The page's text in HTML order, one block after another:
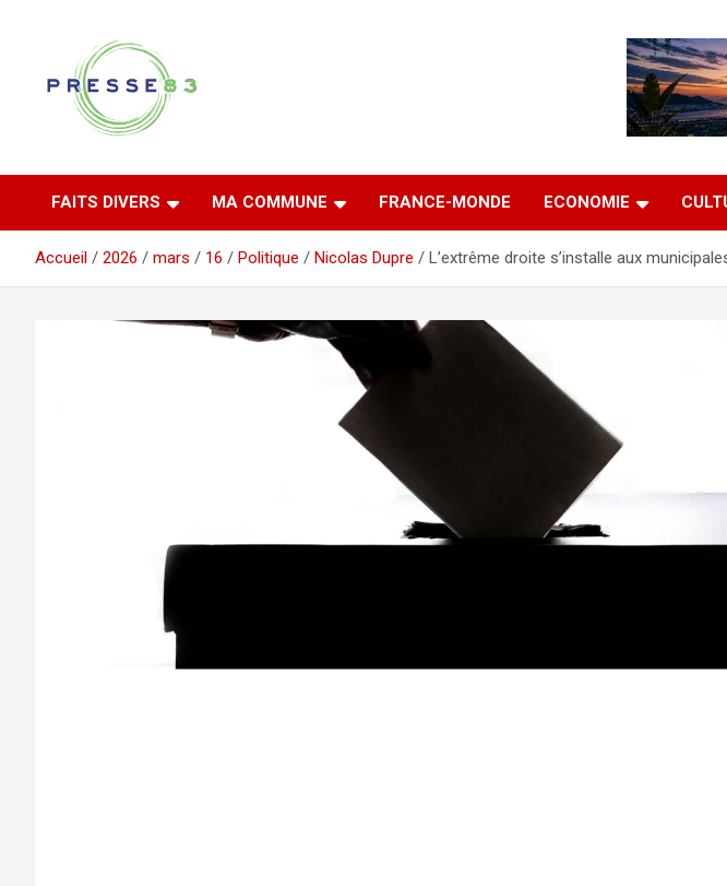
Presse 83
FAITS DIVERS MA COMMUNE FRANCE-MONDE ECONOMIE
Accueil 2026 mars 16 Politique Nicolas Dupre L’extrême droite s’installe aux